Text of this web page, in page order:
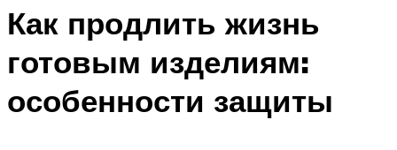
Как продлить жизнь
готовым изделиям:
особенности защиты